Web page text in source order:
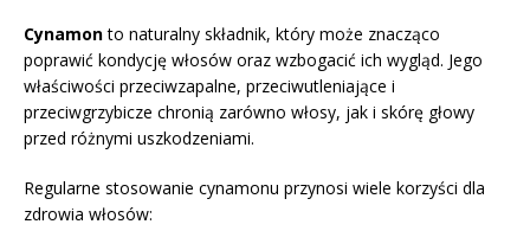
Cynamonto naturalny składnik, który może znacząco
poprawić kondycję włosów oraz wzbogacić ich wygląd. Jego
właściwości przeciwzapalne, przeciwutleniające i
przeciwgrzybicze chronią zarówno włosy, jak i skórę głowy
przed różnymi uszkodzeniami.
Regularne stosowanie cynamonu przynosi wiele korzyści dla
zdrowia włosów: